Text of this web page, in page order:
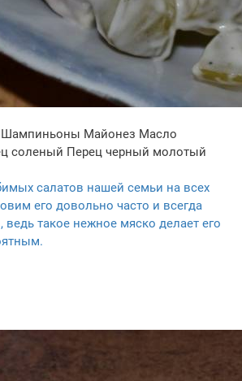
Шампиньоны Майонез Масло
соленый Перец черный молотый
салатов нашей семьи на всех
его довольно часто и всегда
ведь такое нежное мяско делает его